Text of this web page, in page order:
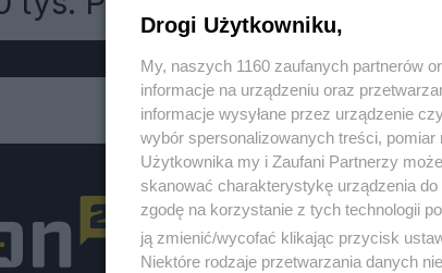
Polityka
Rząd
Drogi Użytkowniku,
My, naszych 1160 zaufanych partnerów
informacje na urządzeniu oraz
informacje wysyłane przez urządzenie
wybór spersonalizowanych treści, pomiar
Użytkownika my i Zaufani Partnerzy
skanować charakterystykę urządzenia
zgodę na korzystanie z tych technologii
ją zmienić/wycofać klikając przycisk
Niektóre rodzaje przetwarzania danych